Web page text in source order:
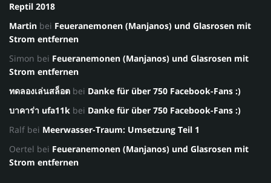
Reptil 2018
Martin bei Feueranemonen (Manjanos) und Glasrosen mit
Strom entfernen
Simon bei Feueranemonen (Manjanos) und Glasrosen mit
Strom entfernen
ทดลองเล่นสล็อต bei Danke für über 750 Facebook-Fans :)
บาคาร่า ufa11k bei Danke für über 750 Facebook-Fans :)
Ralf bei Meerwasser-Traum: Umsetzung Teil 1
Oertel bei Feueranemonen (Manjanos) und Glasrosen mit
Strom entfernen